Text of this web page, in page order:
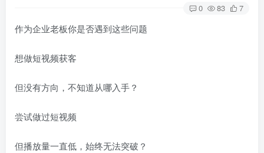
0 83 7
作为企业老板你是否遇到这些问题
想做短视频获客
但没有方向，不知道从哪入手？
尝试做过短视频
但播放量一直低，始终无法突破？